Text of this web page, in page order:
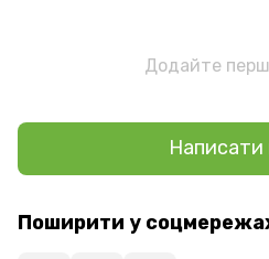
Додайте
Написати
Поширити у